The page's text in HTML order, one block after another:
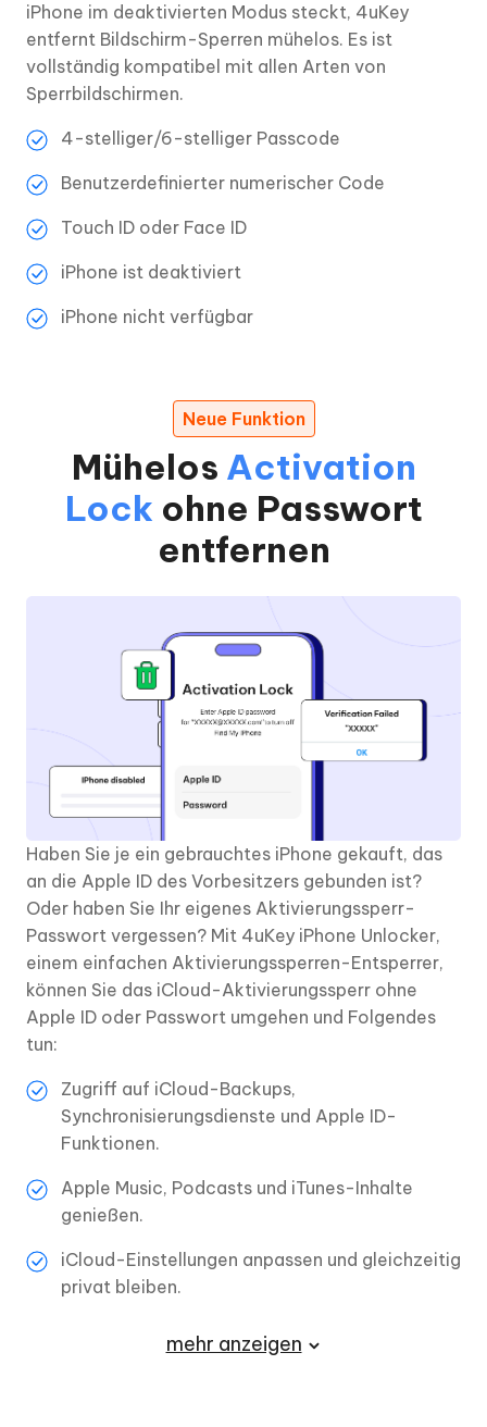
iPhone im deaktivierten Modus steckt, 4uKey
entfernt Bildschirm-Sperren mühelos. Es ist
vollständig kompatibel mit allen Arten von
Sperrbildschirmen.
4-stelliger/6-stelliger Passcode
Benutzerdefinierter numerischer Code
Touch ID oder Face ID
iPhone ist deaktiviert
iPhone nicht verfügbar
Neue Funktion
Mühelos Activation
Lock ohne Passwort
entfernen
Haben Sie je ein gebrauchtes iPhone gekauft, das
an die Apple ID des Vorbesitzers gebunden ist?
Oder haben Sie Ihr eigenes Aktivierungssperr-
Passwort vergessen? Mit 4uKey iPhone Unlocker,
einem einfachen Aktivierungssperren-Entsperrer,
können Sie das iCloud-Aktivierungssperr ohne
Apple ID oder Passwort umgehen und Folgendes
tun:
Zugriff auf iCloud-Backups,
Synchronisierungsdienste und Apple ID-
Funktionen.
Apple Music, Podcasts und iTunes-Inhalte
genießen.
iCloud-Einstellungen anpassen und gleichzeitig
privat bleiben.
mehr anzeigen